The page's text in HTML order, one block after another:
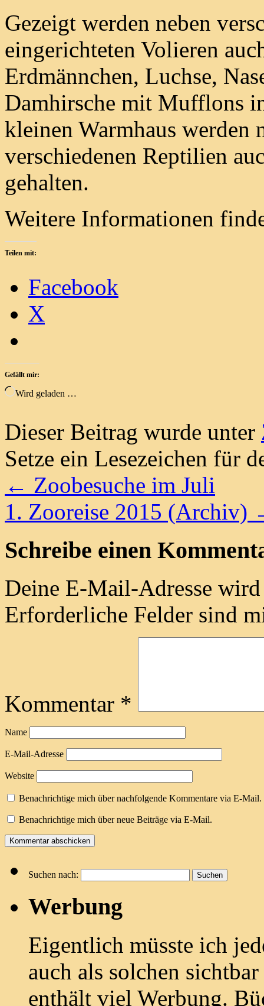
Gezeigt werden neben
eingerichteten Volieren
Erdmännchen, Luchse,
Damhirsche mit Mufflons
kleinen Warmhaus werden
verschiedenen Reptilien
gehalten.
Weitere Informationen
Teilen mit:
Facebook
X
Gefällt mir:
Wird geladen …
Dieser Beitrag wurde unter
Setze ein Lesezeichen für
← Zoobesuche im Juli
1. Zooreise 2015 (Archiv)
Schreibe einen
Deine E-Mail-Adresse
Erforderliche Felder sind
Kommentar *
Name
E-Mail-Adresse
Website
Benachrichtige mich über nachfolgende Kommentare via E-Mail.
Benachrichtige mich über neue Beiträge via E-Mail.
Suchen nach:
Werbung
Eigentlich müsste ich
auch als solchen
enthält viel Werbung.